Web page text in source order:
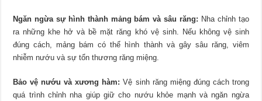
Ngăn ngừa sự hình thành mảng bám và sâu răng: Nha chỉnh tạo
ra những khe hở và bề mặt răng khó vệ sinh. Nếu không vệ sinh
đúng cách, mảng bám có thể hình thành và gây sâu răng, viêm
nhiễm nướu và sự tổn thương răng miệng.
Bảo vệ nướu và xương hàm: Vệ sinh răng miệng đúng cách trong
quá trình chỉnh nha giúp giữ cho nướu khỏe mạnh và ngăn ngừa